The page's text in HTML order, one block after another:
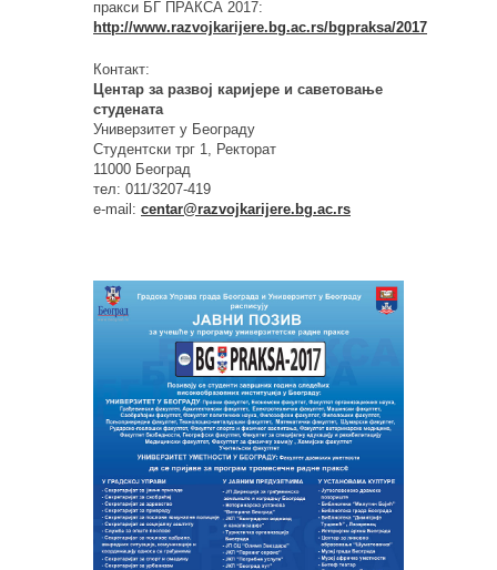
пракси БГ ПРАКСА 2017:
http://www.razvojkarijere.bg.ac.rs/bgpraksa/2017
Контакт:
Центар за развој каријере и саветовање
студената
Универзитет у Београду
Студентски трг 1, Ректорат
11000 Београд
тел: 011/3207-419
e-mail: centar@razvojkarijere.bg.ac.rs